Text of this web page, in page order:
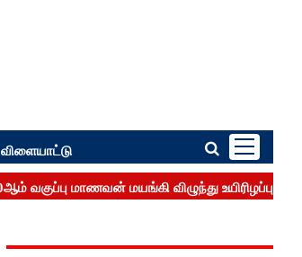
விளையாட்டு